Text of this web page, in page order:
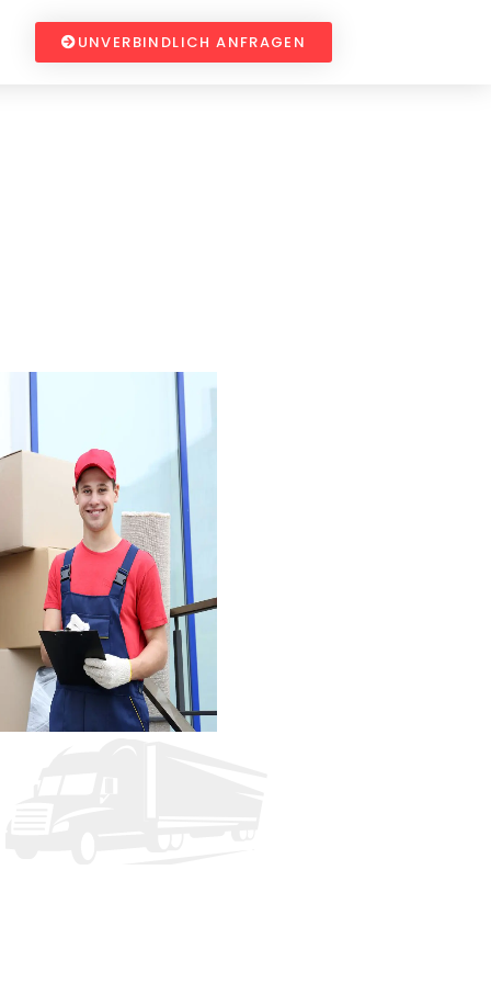
UNVERBINDLICH ANFRAGEN